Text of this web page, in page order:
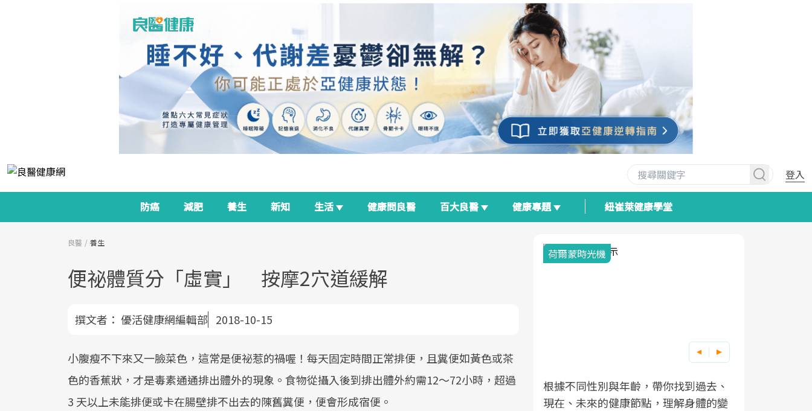
登入
防癌 減肥 養生 新知 生活 健康問良醫 百大良醫 健康專題 紐崔萊健康學堂
良醫 養生
便祕體質分「虛實」 按摩2穴道緩解
撰文者： 優活健康網編輯部 2018-10-15
小腹瘦不下來又一臉菜色，這常是便祕惹的禍喔！每天固定時間正常排便，且糞便如黃色或茶
色的香蕉狀，才是毒素通通排出體外的現象。食物從攝入後到排出體外約需12～72小時，超過
3 天以上未能排便或卡在腸壁排不出去的陳舊糞便，便會形成宿便。
面對超高齡社會的浪潮，台灣正在快速
邁向「健康照護」的新時代。隨著國家
2025年，就到良醫生活祭體驗「一站式
健康新生活」，從講座、體驗到運動，
良醫健康網從「換季的身體變化」出
發，透過醫學觀點與日常感受的對話，
荷爾蒙時光機
根據不同性別與年齡，帶你找到過去、
現在、未來的健康節點，理解身體的變